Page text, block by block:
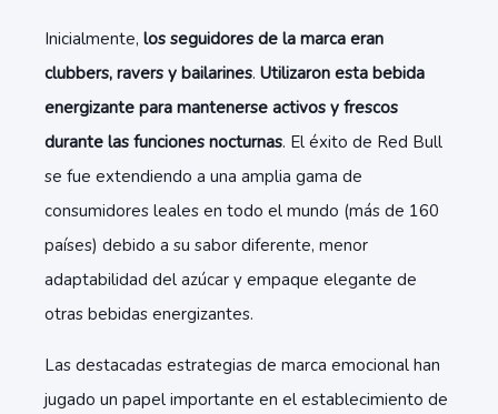
Inicialmente, los seguidores de la marca eran
clubbers, ravers y bailarines. Utilizaron esta bebida
energizante para mantenerse activos y frescos
durante las funciones nocturnas. El éxito de Red Bull
se fue extendiendo a una amplia gama de
consumidores leales en todo el mundo (más de 160
países) debido a su sabor diferente, menor
adaptabilidad del azúcar y empaque elegante de
otras bebidas energizantes.
Las destacadas estrategias de marca emocional han
jugado un papel importante en el establecimiento de